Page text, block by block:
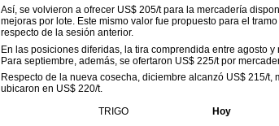
Así, se volvieron a ofrecer US$ 205/t para la mercadería
mejoras por lote. Este mismo valor fue propuesto para el
respecto de la sesión anterior.
En las posiciones diferidas, la tira comprendida entre agosto
Para septiembre, además, se ofertaron US$ 225/t por
Respecto de la nueva cosecha, diciembre alcanzó US$ 215/t,
ubicaron en US$ 220/t.
TRIGO
Hoy